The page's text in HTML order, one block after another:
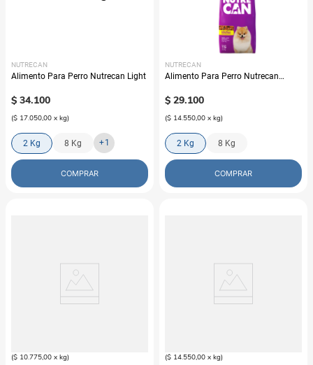
NUTRECAN
Alimento Para Perro Nutrecan Light
$ 34.100
($ 17.050,00 x kg)
2 Kg 8 Kg +1
COMPRAR
NUTRECAN
Alimento Para Perro Nutrecan
$ 29.100
($ 14.550,00 x kg)
2 Kg 8 Kg
COMPRAR
($ 10.775,00 x kg) ($ 14.550,00 x kg)